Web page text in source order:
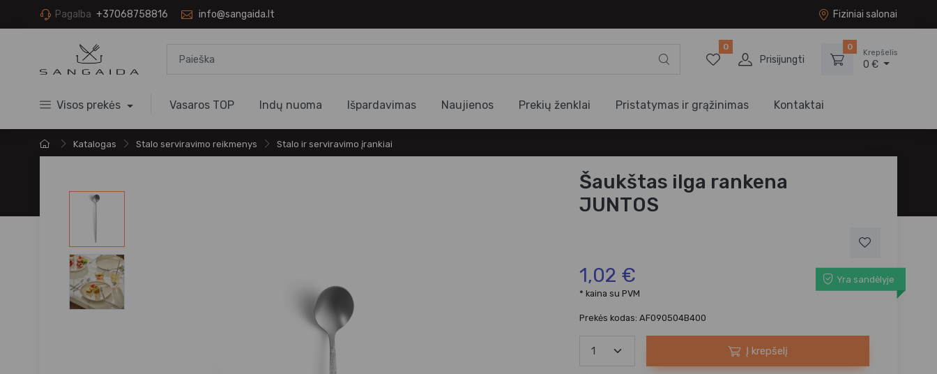
Pagalba +37068758816 info@sangaida.lt Fiziniai salonai
0
Prisijungti
0
Krepšelis
0 €
Visos prekės Vasaros TOP Indų nuoma Išpardavimas Naujienos Prekių ženklai Pristatymas ir grąžinimas Kontaktai
Katalogas Stalo serviravimo reikmenys Stalo ir serviravimo įrankiai
Šaukštas ilga rankena
JUNTOS
1,02 €
Yra sandėlyje
* kaina su PVM
Prekės kodas: AF090504B400
Į krepšelį